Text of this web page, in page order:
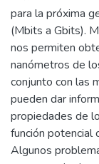
para la próxima
(Mbits a Gbits).
nos permiten
nanómetros de
conjunto con las
pueden dar
propiedades de
función potencial
Algunos